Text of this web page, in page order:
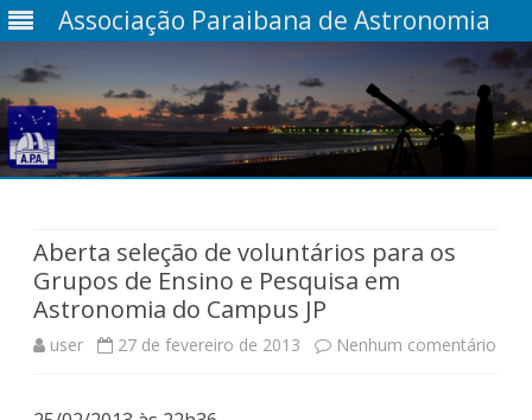
Associação Paraibana de Astronomia
Aberta seleção de voluntários para os
Grupos de Ensino e Pesquisa em
Astronomia do Campus JP
user 27 de fevereiro de 2013 Nenhum comentário